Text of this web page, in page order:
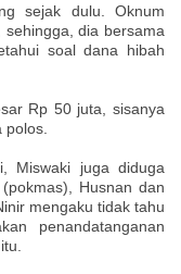
sejak dulu. Oknum
dia bersama
soal dana hibah
Rp 50 juta, sisanya
Miswaki juga diduga
Husnan dan
mengaku tidak tahu
penandatanganan